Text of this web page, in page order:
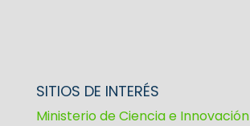
SITIOS DE INTERÉS
Ministerio de Ciencia e Innovación